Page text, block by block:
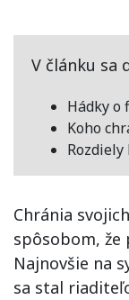
V článku sa
Hádky o
Koho
Chránia
spôsobom, že
Najnovšie na
sa stal